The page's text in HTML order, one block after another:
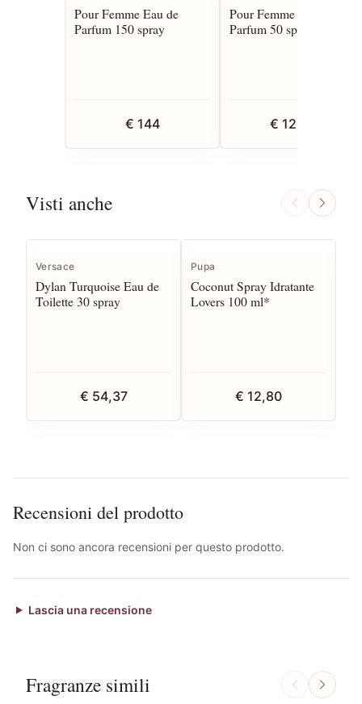
Pour Femme Eau de
Parfum 150 spray
€ 144
Pour Femme Eau de
Parfum 50 spray
€ 125,80
Visti anche
Versace
Dylan Turquoise Eau de
Toilette 30 spray
€ 54,37
Pupa
Coconut Spray Idratante
Lovers 100 ml*
€ 12,80
Recensioni del prodotto
Non ci sono ancora recensioni per questo prodotto.
Lascia una recensione
Fragranze simili